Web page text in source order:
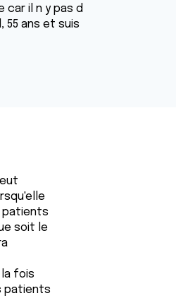
car il n y pas d
55 ans et suis
patients
soit le
fois
patients